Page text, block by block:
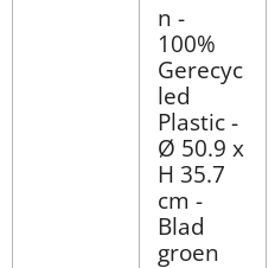
n -
100%
Gerecyc
led
Plastic -
Ø 50.9 x
H 35.7
cm -
Blad
groen